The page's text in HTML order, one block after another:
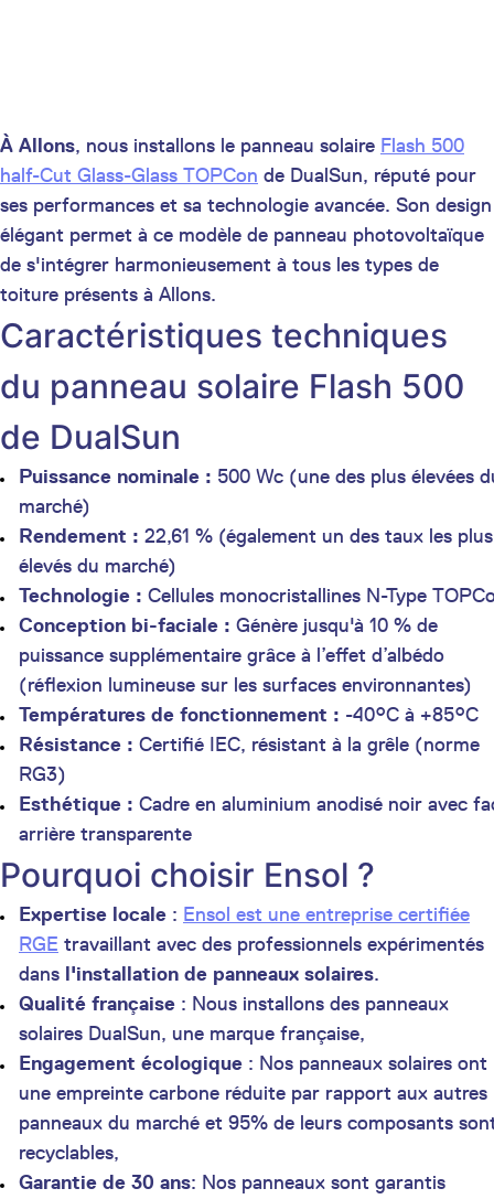
À Allons, nous installons le panneau solaire Flash 500
half-Cut Glass-Glass TOPCon de DualSun, réputé pour
ses performances et sa technologie avancée. Son design
élégant permet à ce modèle de panneau photovoltaïque
de s'intégrer harmonieusement à tous les types de
toiture présents à Allons.
Caractéristiques techniques
du panneau solaire Flash 500
de DualSun
Puissance nominale : 500 Wc (une des plus élevées
marché)
Rendement : 22,61 % (également un des taux les plus
élevés du marché)
Technologie : Cellules monocristallines N-Type
Conception bi-faciale : Génère jusqu'à 10 % de
puissance supplémentaire grâce à l’effet d’albédo
(réflexion lumineuse sur les surfaces environnantes)
Températures de fonctionnement : -40°C à +85°C
Résistance : Certifié IEC, résistant à la grêle (norme
RG3)
Esthétique : Cadre en aluminium anodisé noir avec
arrière transparente
Pourquoi choisir Ensol ?
Expertise locale : Ensol est une entreprise certifiée
RGE travaillant avec des professionnels expérimentés
dans l'installation de panneaux solaires.
Qualité française : Nous installons des panneaux
solaires DualSun, une marque française,
Engagement écologique : Nos panneaux solaires ont
une empreinte carbone réduite par rapport aux autres
panneaux du marché et 95% de leurs composants
recyclables,
Garantie de 30 ans: Nos panneaux sont garantis